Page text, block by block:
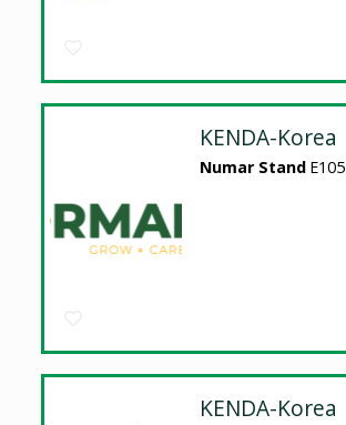
KENDA-Korea
Numar Stand E105
KENDA-Korea